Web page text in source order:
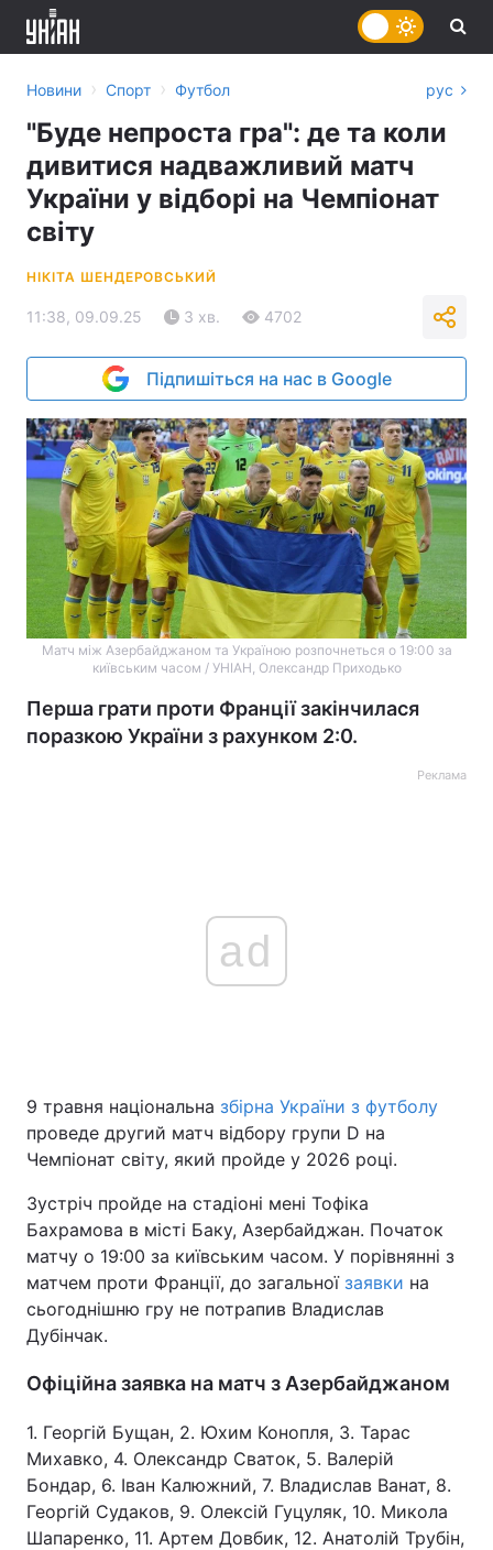
Україна Політика
Спорт Наука
Зброя Інциденти
Здоров'я
Екологія Регіони
Лонгріди
Новини › Спорт › Футбол рус
"Буде непроста гра": де та коли
дивитися надважливий матч
України у відборі на Чемпіонат
світу
НІКІТА ШЕНДЕРОВСЬКИЙ
11:38, 09.09.25 3 хв. 4702
Підпишіться на нас в Google
Матч між Азербайджаном та Україною розпочнеться о 19:00 за
київським часом / УНІАН, Олександр Приходько
Перша грати проти Франції закінчилася
поразкою України з рахунком 2:0.
Реклама
ad
9 травня національна збірна України з футболу
проведе другий матч відбору групи D на
Чемпіонат світу, який пройде у 2026 році.
Зустріч пройде на стадіоні мені Тофіка
Бахрамова в місті Баку, Азербайджан. Початок
матчу о 19:00 за київським часом. У порівнянні з
матчем проти Франції, до загальної заявки на
сьогоднішню гру не потрапив Владислав
Дубінчак.
Офіційна заявка на матч з Азербайджаном
1. Георгій Бущан, 2. Юхим Конопля, 3. Тарас
Михавко, 4. Олександр Сваток, 5. Валерій
Бондар, 6. Іван Калюжний, 7. Владислав Ванат, 8.
Георгій Судаков, 9. Олексій Гуцуляк, 10. Микола
Шапаренко, 11. Артем Довбик, 12. Анатолій Трубін,